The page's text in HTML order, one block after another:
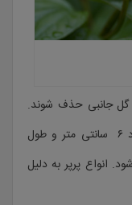
گل جانبی حذف شوند.
حذف این جوانه ها زمانی که قطر آنها حدود ۶ سانتی متر و طول
می شود. انواع پرپر به دلیل